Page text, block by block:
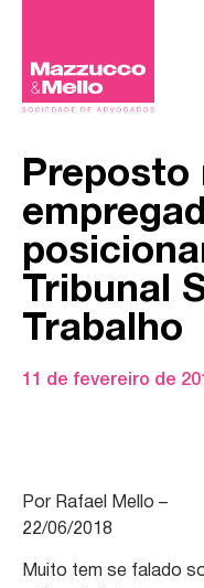
Preposto
Tribunal
Trabalho
11 de fevereiro de
Por Rafael Mello –
22/06/2018
Muito tem se falado